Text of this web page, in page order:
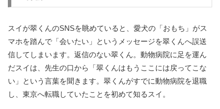
スイが翠くんのSNSを眺めていると、愛犬の「おもち」がス
マホを踏んで「会いたい」というメッセージを翠くんへ誤送
信してしまいます。返信のない翠くん。動物病院に足を運ん
だスイは、先生の口から「翠くんはもうここには戻ってこな
い」という言葉を聞きます。翠くんがすでに動物病院を退職
し、東京へ転職していたことを初めて知るスイ。